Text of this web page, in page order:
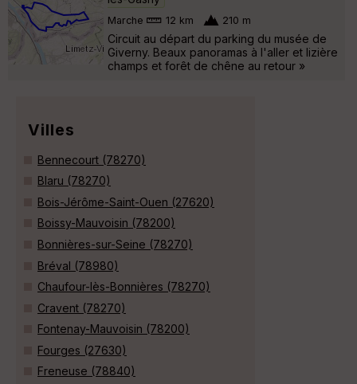
Marche 12 km 210 m
Circuit au départ du parking du musée de
Giverny. Beaux panoramas à l'aller et lizière
champs et forêt de chêne au retour »
Villes
Bennecourt (78270)
Blaru (78270)
Bois-Jérôme-Saint-Ouen (27620)
Boissy-Mauvoisin (78200)
Bonnières-sur-Seine (78270)
Bréval (78980)
Chaufour-lès-Bonnières (78270)
Cravent (78270)
Fontenay-Mauvoisin (78200)
Fourges (27630)
Freneuse (78840)